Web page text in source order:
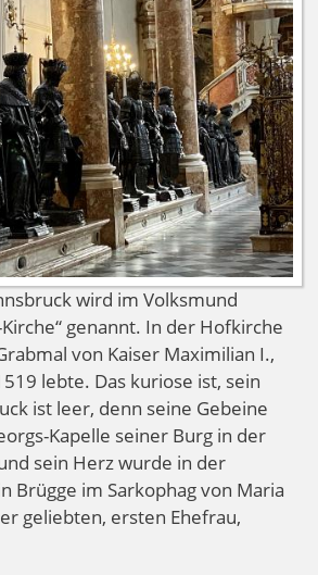
wird im Volksmund
genannt. In der Hofkirche
von Kaiser Maximilian I.,
lebte. Das kuriose ist, sein
ist leer, denn seine Gebeine
Kapelle seiner Burg in der
sein Herz wurde in der
Brügge im Sarkophag von Maria
geliebten, ersten Ehefrau,